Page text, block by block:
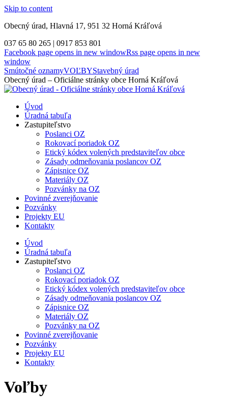
Skip to content
Obecný úrad, Hlavná 17, 951 32 Horná Kráľová
037 65 80 265 | 0917 853 801
Facebook page opens in new windowRss page opens in new
window
Smútočné oznamyVOĽBYStavebný úrad
Obecný úrad – Oficiálne stránky obce Horná Kráľová
Úvod
Úradná tabuľa
Zastupiteľstvo
Poslanci OZ
Rokovací poriadok OZ
Etický kódex volených predstaviteľov obce
Zásady odmeňovania poslancov OZ
Zápisnice OZ
Materiály OZ
Pozvánky na OZ
Povinné zverejňovanie
Pozvánky
Projekty EU
Kontakty
Úvod
Úradná tabuľa
Zastupiteľstvo
Poslanci OZ
Rokovací poriadok OZ
Etický kódex volených predstaviteľov obce
Zásady odmeňovania poslancov OZ
Zápisnice OZ
Materiály OZ
Pozvánky na OZ
Povinné zverejňovanie
Pozvánky
Projekty EU
Kontakty
Voľby